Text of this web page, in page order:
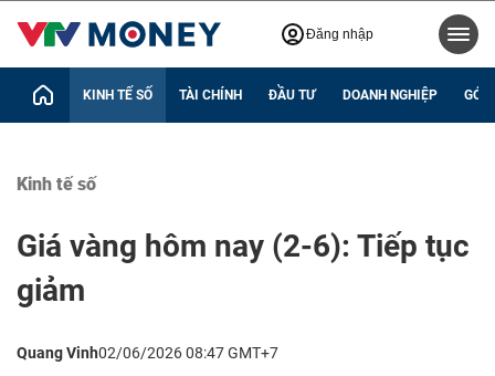
Đăng nhập
KINH TẾ SỐ TÀI CHÍNH ĐẦU TƯ DOANH NGHIỆP GÓC
Kinh tế số
Giá vàng hôm nay (2-6): Tiếp tục
giảm
Quang Vinh02/06/2026 08:47 GMT+7